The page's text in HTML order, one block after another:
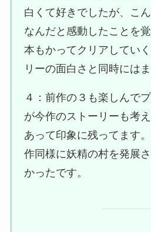
白くて好きでしたが、こ
なんだと感動したことを
本もかってクリアしてい
リーの面白さと同時には
４：前作の３も楽しんで
が今作のストーリーも考
あって印象に残ってます
作同様に妖精の村を発展
かったです。